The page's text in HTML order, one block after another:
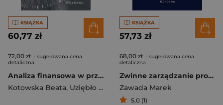
KSIĄŻKA
60,77 zł
72,00 zł - sugerowana cena
detaliczna
Analiza finansowa w przedsiębiorstwie przykłady, zadania i rozwiązania
Kotowska Beata, Uziębło Aldona ,Wyszkowska-Kaniewska
KSIĄŻKA
57,73 zł
68,00 zł - sugerowana cena
detaliczna
Zwinne zarządzanie projektami badań klinicznych
Zawada Marek
5,0 (1)